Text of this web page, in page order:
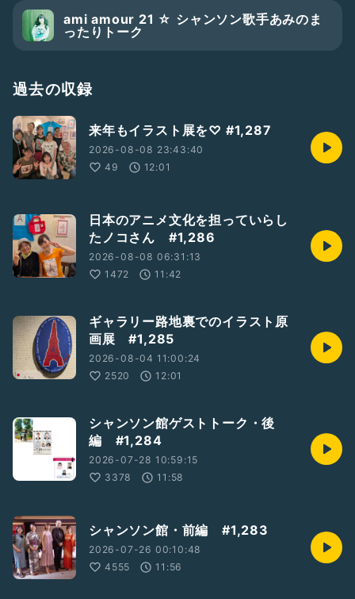
予定よりピアノ弾き語り曲を増やしながら。
2人のライヴ感想等、
よろしければ覗いてみてください。
裕美さん、ありがとうございました！
#サロンラマンダ
#渡邉裕美さんベース
#自由が丘
#歌手
ami amour 21 ☆ シャンソン歌手あみのま
ったりトーク
過去の収録
来年もイラスト展を♡ #1,287
2026-08-08 23:43:40
49
12:01
日本のアニメ文化を担っていらし
たノコさん #1,286
2026-08-08 06:31:13
1472
11:42
ギャラリー路地裏でのイラスト原
画展 #1,285
2026-08-04 11:00:24
2520
12:01
シャンソン館ゲストトーク・後
編 #1,284
2026-07-28 10:59:15
3378
11:58
シャンソン館・前編 #1,283
2026-07-26 00:10:48
4555
11:56